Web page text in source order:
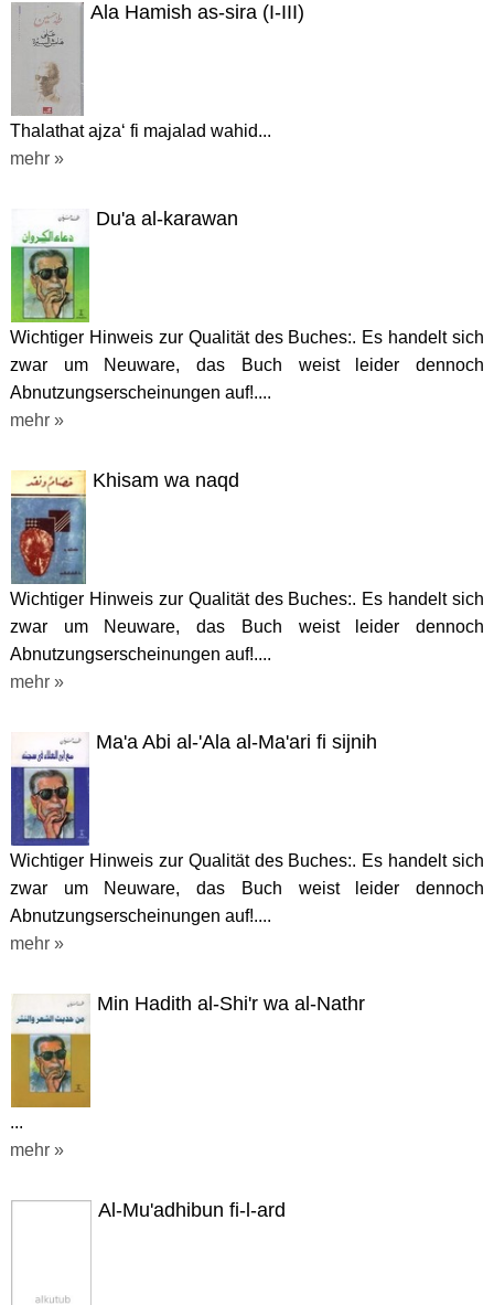
Ala Hamish as-sira (I-III)
Thalathat ajza‘ fi majalad wahid...
mehr »
Du'a al-karawan
Wichtiger Hinweis zur Qualität des Buches:. Es handelt sich
zwar um Neuware, das Buch weist leider dennoch
Abnutzungserscheinungen auf!....
mehr »
Khisam wa naqd
Wichtiger Hinweis zur Qualität des Buches:. Es handelt sich
zwar um Neuware, das Buch weist leider dennoch
Abnutzungserscheinungen auf!....
mehr »
Ma'a Abi al-'Ala al-Ma'ari fi sijnih
Wichtiger Hinweis zur Qualität des Buches:. Es handelt sich
zwar um Neuware, das Buch weist leider dennoch
Abnutzungserscheinungen auf!....
mehr »
Min Hadith al-Shi'r wa al-Nathr
...
mehr »
Al-Mu'adhibun fi-l-ard